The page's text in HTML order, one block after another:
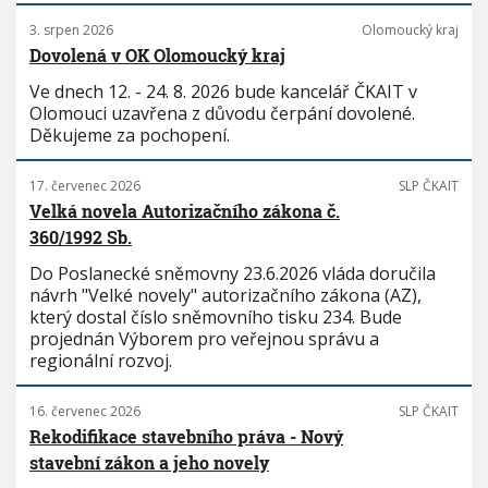
3. srpen 2026 Olomoucký kraj
Dovolená v OK Olomoucký kraj
Ve dnech 12. - 24. 8. 2026 bude kancelář ČKAIT v
Olomouci uzavřena z důvodu čerpání dovolené.
Děkujeme za pochopení.
17. červenec 2026 SLP ČKAIT
Velká novela Autorizačního zákona č.
360/1992 Sb.
Do Poslanecké sněmovny 23.6.2026 vláda doručila
návrh "Velké novely" autorizačního zákona (AZ),
který dostal číslo sněmovního tisku 234. Bude
projednán Výborem pro veřejnou správu a
regionální rozvoj.
16. červenec 2026 SLP ČKAIT
Rekodifikace stavebního práva - Nový
stavební zákon a jeho novely